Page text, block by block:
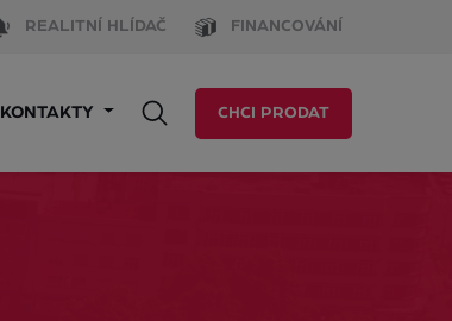
REALITNÍ HLÍDAČ FINANCOVÁNÍ
KONTAKTY CHCI PRODAT